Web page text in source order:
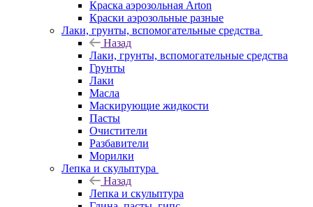
Краска аэрозольная Arton
Краски аэрозольные разные
Лаки, грунты, вспомогательные средства
Назад
Лаки, грунты, вспомогательные средства
Грунты
Лаки
Масла
Маскирующие жидкости
Пасты
Очистители
Разбавители
Морилки
Лепка и скульптура
Назад
Лепка и скульптура